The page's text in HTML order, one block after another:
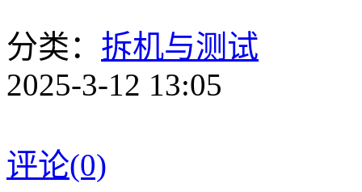
分类： 拆机与测试
2025-3-12 13:05
评论(0)